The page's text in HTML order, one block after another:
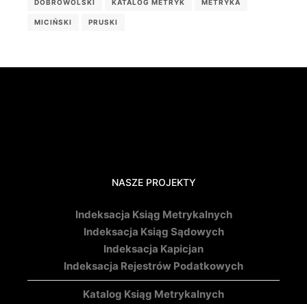
DOBROWOLSKI KATALOG METRYK METRYKA
MICIŃSKI PRUSKI
NASZE PROJEKTY
Indeksacja Ksiąg Metrykalnych
Indeksacja Ksiąg Sądowych
Indeksacja Kapicjan
Indeksacja Rejestrów Podatkowych
Katalog Ksiąg Metrykalnych